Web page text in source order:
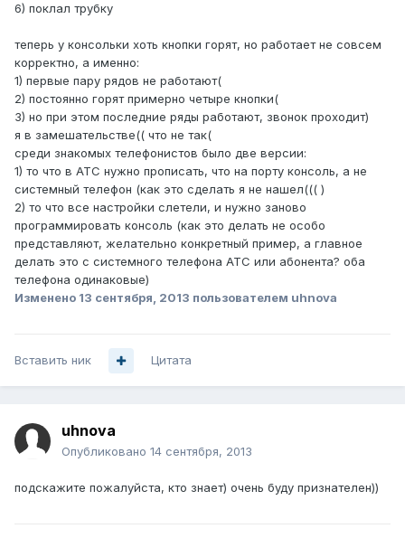
6) поклал трубку
теперь у консольки хоть кнопки горят, но работает не совсем
корректно, а именно:
1) первые пару рядов не работают(
2) постоянно горят примерно четыре кнопки(
3) но при этом последние ряды работают, звонок проходит)
я в замешательстве(( что не так(
среди знакомых телефонистов было две версии:
1) то что в АТС нужно прописать, что на порту консоль, а не
системный телефон (как это сделать я не нашел((( )
2) то что все настройки слетели, и нужно заново
программировать консоль (как это делать не особо
представляют, желательно конкретный пример, а главное
делать это с системного телефона АТС или абонента? оба
телефона одинаковые)
Изменено 13 сентября, 2013 пользователем uhnova
Вставить ник Цитата
uhnova
Опубликовано 14 сентября, 2013
подскажите пожалуйста, кто знает) очень буду признателен))